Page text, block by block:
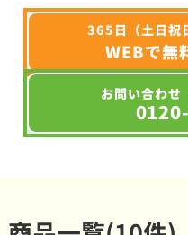
365日（土日祝
WEBで無
お問い合わせ